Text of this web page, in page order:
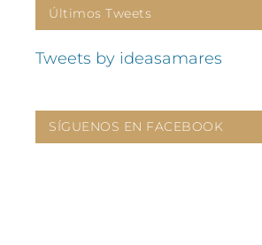
Últimos Tweets
Tweets by ideasamares
SÍGUENOS EN FACEBOOK